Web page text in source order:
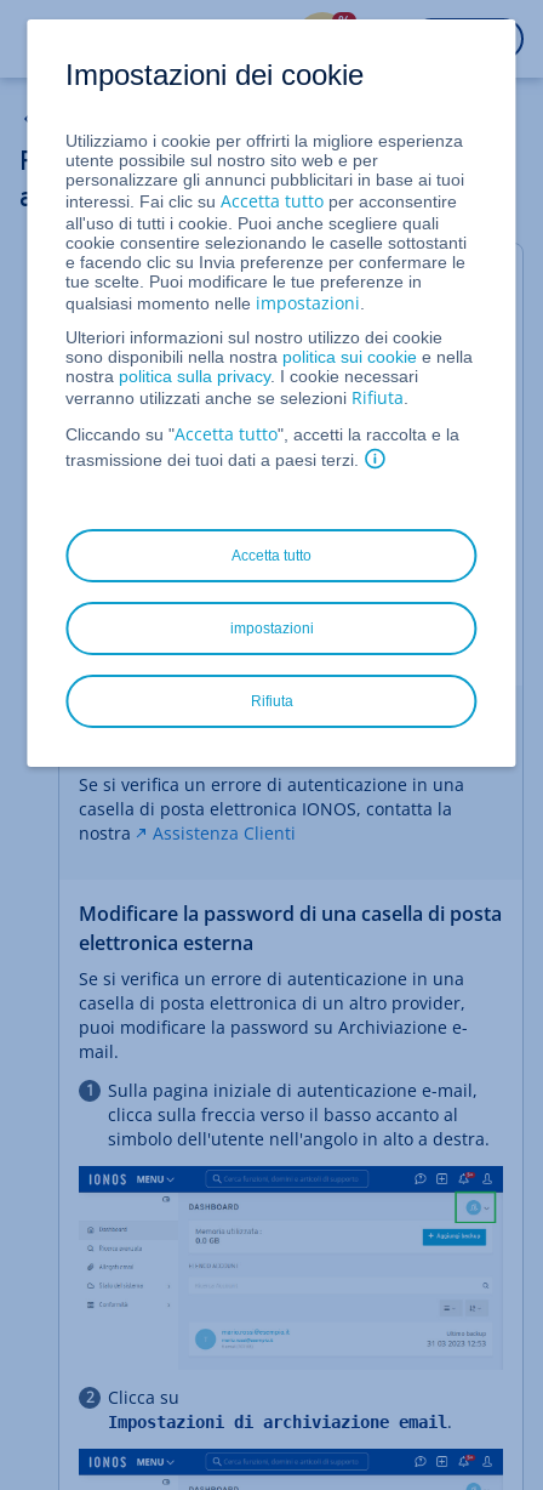
%
Rilevare e risolvere errori di
autenticazione
Archiviazione e-mail recupera le e-mail delle caselle
di posta archiviate utilizzando una connessione
IMAP criptata. Per eseguire l'accesso è necessaria
l'autenticazione.
Se l'autenticazione non funziona, Archiviazione e-
mail non può accedere alle e-mail della casella di
posta in questione. Di conseguenza, non è possibile
Dal momento che desideriamo evitare che e-mail
importanti non vengano archiviate, una volta al
giorno riceverai un report relativo all'errore di
autenticazione che ti elenca tutte le caselle di posta
elettronica in cui si è verificato l'errore.
Errore di autenticazione in una casella di
Se si verifica un errore di autenticazione in una
casella di posta elettronica IONOS, contatta la
nostra
Assistenza Clienti
Modificare la password di una casella di posta
elettronica esterna
Se si verifica un errore di autenticazione in una
casella di posta elettronica di un altro provider,
puoi modificare la password su Archiviazione e-
mail.
Sulla pagina iniziale di autenticazione e-mail,
clicca sulla freccia verso il basso accanto al
simbolo dell'utente nell'angolo in alto a destra.
Clicca su
Impostazioni di archiviazione email .
Impostazioni dei cookie
Utilizziamo i cookie per offrirti la migliore esperienza
utente possibile sul nostro sito web e per
personalizzare gli annunci pubblicitari in base ai tuoi
interessi. Fai clic suAccetta tutto per acconsentire
all'uso di tutti i cookie. Puoi anche scegliere quali
cookie consentire selezionando le caselle sottostanti
e facendo clic su Invia preferenze per confermare le
tue scelte. Puoi modificare le tue preferenze in
qualsiasi momento nelle impostazioni
Ulteriori informazioni sul nostro utilizzo dei cookie
sono disponibili nella nostra politica sui cookie e nella
nostra politica sulla privacy. I cookie necessari
verranno utilizzati anche se selezioni Rifiuta
Cliccando su "Accetta tutto", accetti la raccolta e la
trasmissione dei tuoi dati a paesi terzi.
Accetta tutto
Rifiuta
impostazioni